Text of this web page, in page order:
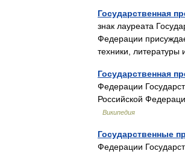
Государственная
знак лауреата
Федерации
техники,
Государственная
Федерации
Российской
Википедия
Государственные
Федерации